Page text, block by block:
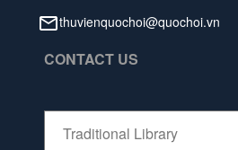
thuvienquochoi@quochoi.vn
CONTACT US